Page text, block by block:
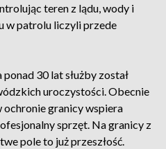
teren z lądu, wody i
w patrolu liczyli przede
30 lat służby został
uroczystości. Obecnie
granicy wspiera
sprzęt. Na granicy z
pole to już przeszłość.